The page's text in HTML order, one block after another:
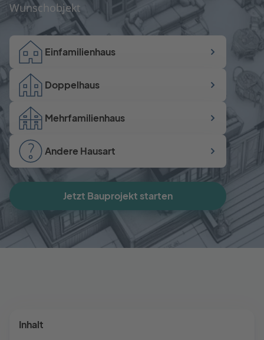
Wunschobjekt
Einfamilienhaus
Doppelhaus
Mehrfamilienhaus
Andere Hausart
Jetzt Bauprojekt starten
Inhalt